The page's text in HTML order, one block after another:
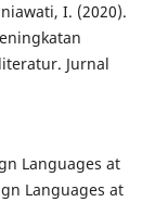
I. (2020).
Jurnal
Languages at
Languages at